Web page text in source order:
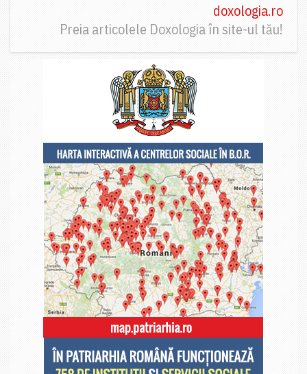
doxologia.ro
Preia articolele Doxologia în site-ul tău!